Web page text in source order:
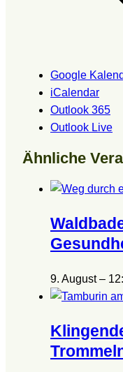
Google
iCalendar
Outlook 365
Outlook Live
Ähnliche
9. August –